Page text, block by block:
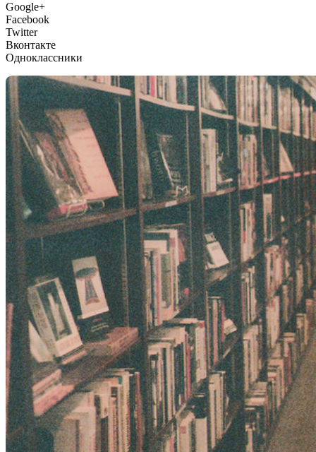
Google+
Facebook
Twitter
Вконтакте
Одноклассники